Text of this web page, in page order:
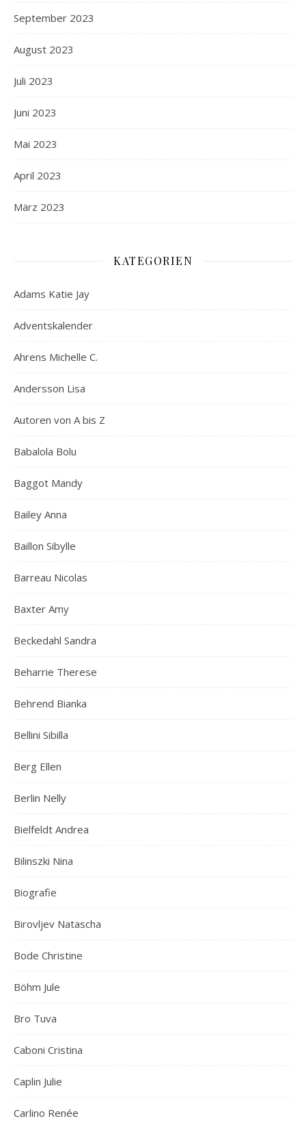
September 2023
August 2023
Juli 2023
Juni 2023
Mai 2023
April 2023
März 2023
KATEGORIEN
Adams Katie Jay
Adventskalender
Ahrens Michelle C.
Andersson Lisa
Autoren von A bis Z
Babalola Bolu
Baggot Mandy
Bailey Anna
Baillon Sibylle
Barreau Nicolas
Baxter Amy
Beckedahl Sandra
Beharrie Therese
Behrend Bianka
Bellini Sibilla
Berg Ellen
Berlin Nelly
Bielfeldt Andrea
Bilinszki Nina
Biografie
Birovljev Natascha
Bode Christine
Böhm Jule
Bro Tuva
Caboni Cristina
Caplin Julie
Carlino Renée